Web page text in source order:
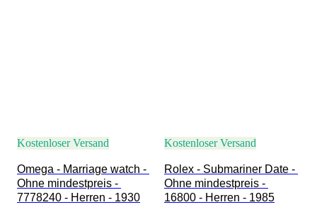
Kostenloser Versand
Omega - Marriage watch -
Ohne mindestpreis -
7778240 - Herren - 1930
Kostenloser Versand
Rolex - Submariner Date -
Ohne mindestpreis -
16800 - Herren - 1985